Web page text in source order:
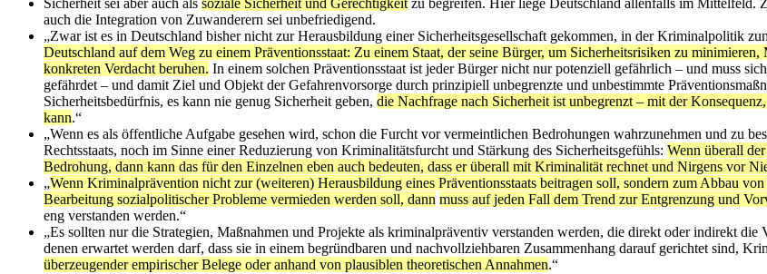
Sicherheit sei aber auch als soziale Sicherheit und Gerechtigkeit zu begreifen. Hier liege Deutschland allenfalls im Mittelfeld.
auch die Integration von Zuwanderern sei unbefriedigend.
„Zwar ist es in Deutschland bisher nicht zur Herausbildung einer Sicherheitsgesellschaft gekommen, in der Kriminalpolitik
Deutschland auf dem Weg zu einem Präventionsstaat: Zu einem Staat, der seine Bürger, um Sicherheitsrisiken zu
konkreten Verdacht beruhen. In einem solchen Präventionsstaat ist jeder Bürger nicht nur potenziell gefährlich – und muss
gefährdet – und damit Ziel und Objekt der Gefahrenvorsorge durch prinzipiell unbegrenzte und unbestimmte
Sicherheitsbedürfnis, es kann nie genug Sicherheit geben, die Nachfrage nach Sicherheit ist unbegrenzt – mit der
kann.“
„Wenn es als öffentliche Aufgabe gesehen wird, schon die Furcht vor vermeintlichen Bedrohungen wahrzunehmen und zu
Rechtsstaats, noch im Sinne einer Reduzierung von Kriminalitätsfurcht und Stärkung des Sicherheitsgefühls: Wenn überall
Bedrohung, dann kann das für den Einzelnen eben auch bedeuten, dass er überall mit Kriminalität rechnet und Nirgens vor
„Wenn Kriminalprävention nicht zur (weiteren) Herausbildung eines Präventionsstaats beitragen soll, sondern zum Abbau
Bearbeitung sozialpolitischer Probleme vermieden werden soll, dann muss auf jeden Fall dem Trend zur Entgrenzung und
eng verstanden werden.“
„Es sollten nur die Strategien, Maßnahmen und Projekte als kriminalpräventiv verstanden werden, die direkt oder indirekt
denen erwartet werden darf, dass sie in einem begründbaren und nachvollziehbaren Zusammenhang darauf gerichtet sind,
überzeugender empirischer Belege oder anhand von plausiblen theoretischen Annahmen.“